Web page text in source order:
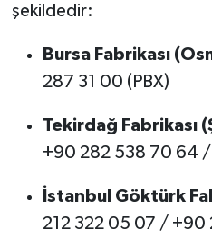
şekildedir:
Bursa Fabrikası
287 31 00 (PBX)
Tekirdağ Fabrikası
+90 282 538 70 64
İstanbul Göktürk
212 322 05 07 / +90